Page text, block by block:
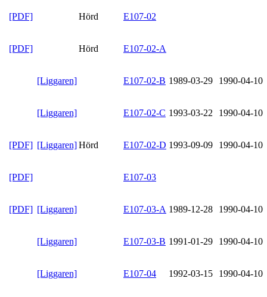
[PDF] Hörd E107-02
[PDF] Hörd E107-02-A
[Liggaren] E107-02-B 1989-03-29 1990-04-10
[Liggaren] E107-02-C 1993-03-22 1990-04-10
[PDF] [Liggaren]Hörd E107-02-D 1993-09-09 1990-04-10
[PDF] E107-03
[PDF] [Liggaren] E107-03-A 1989-12-28 1990-04-10
[Liggaren] E107-03-B 1991-01-29 1990-04-10
[Liggaren] E107-04 1992-03-15 1990-04-10